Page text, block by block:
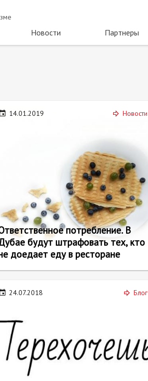
Новости Партнеры
14.01.2019 Новости
потребление. В
будут штрафовать тех, кто
доедает еду в ресторане
24.07.2018 Блог